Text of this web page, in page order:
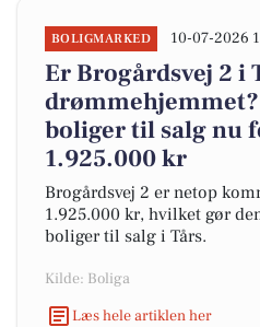
BOLIGMARKED 10-07-2026
Er Brogårdsvej 2 i
drømmehjemmet?
boliger til salg nu
1.925.000 kr
Brogårdsvej 2 er netop
1.925.000 kr, hvilket gør
boliger til salg i Tårs.
Kilde: Boliga
Læs hele artiklen her